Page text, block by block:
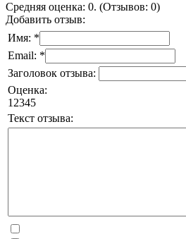
Средняя оценка: 0. (Отзывов: 0)
Добавить отзыв:
Имя: *
Email: *
Заголовок отзыва:
Оценка:
1 2345
Текст отзыва: